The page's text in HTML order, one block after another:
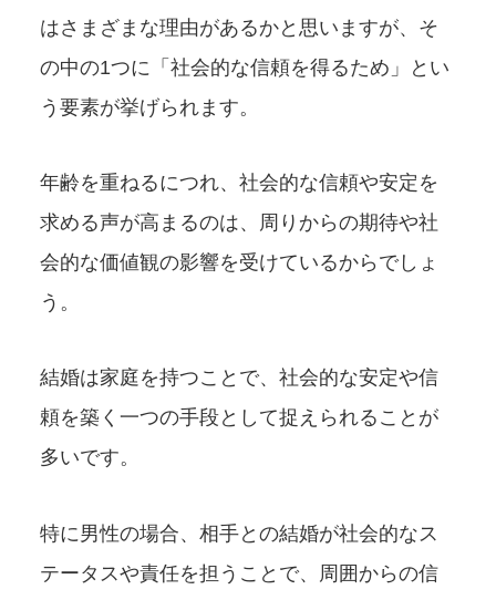
はさまざまな理由があるかと思いますが、そ
の中の1つに「社会的な信頼を得るため」とい
う要素が挙げられます。
年齢を重ねるにつれ、社会的な信頼や安定を
求める声が高まるのは、周りからの期待や社
会的な価値観の影響を受けているからでしょ
う。
結婚は家庭を持つことで、社会的な安定や信
頼を築く一つの手段として捉えられることが
多いです。
特に男性の場合、相手との結婚が社会的なス
テータスや責任を担うことで、周囲からの信